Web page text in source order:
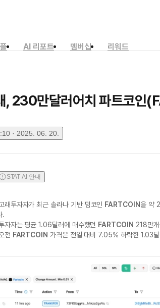
AI 리포트 멤버십
리워드
, 230만달러어치 파트코인
· 2025. 06. 20.
STAT AI 안내
래투자자가 최근 솔라나 기반 밈코인 FARTCOIN을 약
.
자자는 평균 1.06달러에 매수했던 FARTCOIN 218만
전 FARTCOIN 가격은 전일 대비 7.05% 하락한 1.03